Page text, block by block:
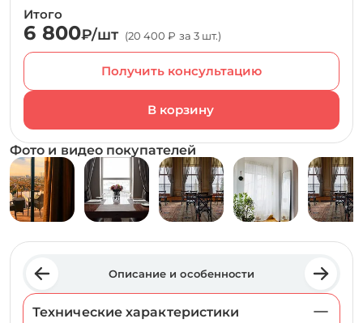
Итого
6 800₽/шт (20 400 ₽ за 3 шт.)
Получить консультацию
Фото и видео покупателей
Описание и особенности
Технические характеристики